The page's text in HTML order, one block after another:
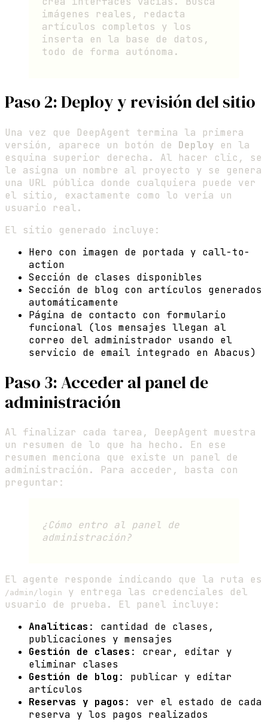
imágenes reales, redacta
artículos completos y los
inserta en la base de datos,
todo de forma autónoma.
Paso 2: Deploy y revisión del sitio
Una vez que DeepAgent termina la primera
versión, aparece un botón de Deploy en la
esquina superior derecha. Al hacer clic, se
le asigna un nombre al proyecto y se genera
una URL pública donde cualquiera puede ver
el sitio, exactamente como lo vería un
usuario real.
El sitio generado incluye:
Hero con imagen de portada y call-to-
action
Sección de clases disponibles
Sección de blog con artículos generados
automáticamente
Página de contacto con formulario
funcional (los mensajes llegan al
correo del administrador usando el
servicio de email integrado en Abacus)
Paso 3: Acceder al panel de
administración
Al finalizar cada tarea, DeepAgent muestra
un resumen de lo que ha hecho. En ese
resumen menciona que existe un panel de
administración. Para acceder, basta con
preguntar:
¿Cómo entro al panel de
administración?
El agente responde indicando que la ruta es
/admin/login
y entrega las credenciales del
usuario de prueba. El panel incluye:
Analíticas : cantidad de clases,
publicaciones y mensajes
Gestión de clases : crear, editar y
eliminar clases
Gestión de blog : publicar y editar
artículos
Reservas y pagos : ver el estado de cada
reserva y los pagos realizados